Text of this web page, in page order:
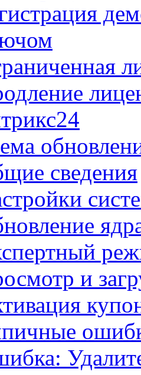
сведения
и